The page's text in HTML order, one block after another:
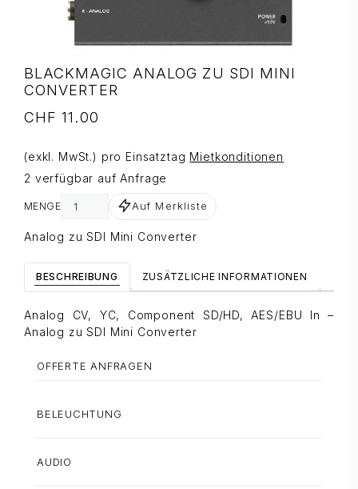
BLACKMAGIC ANALOG ZU SDI MINI
CONVERTER
CHF 11.00
(exkl. MwSt.) pro Einsatztag Mietkonditionen
2 verfügbar auf Anfrage
MENGE Auf Merkliste
Analog zu SDI Mini Converter
BESCHREIBUNG ZUSÄTZLICHE INFORMATIONEN
Analog CV, YC, Component SD/HD, AES/EBU In –
Analog zu SDI Mini Converter
OFFERTE ANFRAGEN
BELEUCHTUNG
AUDIO